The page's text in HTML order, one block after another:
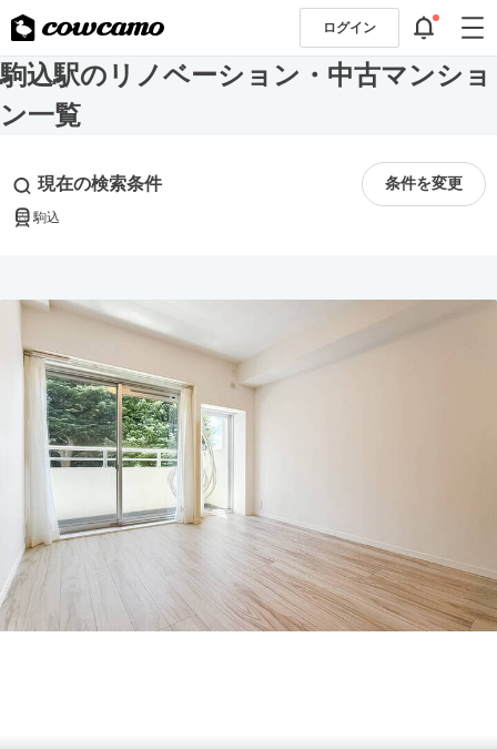
ログイン
駒込駅のリノベーション・中古マンショ
ン一覧
現在の検索条件 条件を変更
駒込